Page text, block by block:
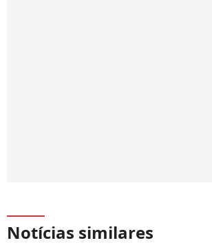
Notícias similares